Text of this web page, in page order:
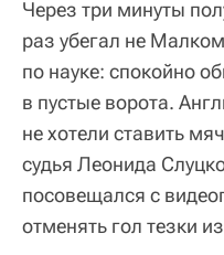
Через три минуты
раз убегал не
по науке: спокойно
в пустые ворота.
не хотели ставить
судья Леонида
посовещался с
отменять гол тезки